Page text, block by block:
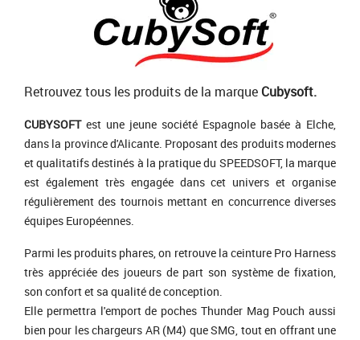
Retrouvez tous les produits de la marque Cubysoft.
CUBYSOFT est une jeune société Espagnole basée à Elche,
dans la province d'Alicante. Proposant des produits modernes
et qualitatifs destinés à la pratique du SPEEDSOFT, la marque
est également très engagée dans cet univers et organise
régulièrement des tournois mettant en concurrence diverses
équipes Européennes.
Parmi les produits phares, on retrouve la ceinture Pro Harness
très appréciée des joueurs de part son système de fixation,
son confort et sa qualité de conception.
Elle permettra l'emport de poches Thunder Mag Pouch aussi
bien pour les chargeurs AR (M4) que SMG, tout en offrant une